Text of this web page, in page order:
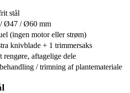
stål
Ø47 / Ø60 mm
(ingen motor eller strøm)
knivblade + 1 trimmersaks
rengøre, aftagelige dele
/ trimning af plantemateriale